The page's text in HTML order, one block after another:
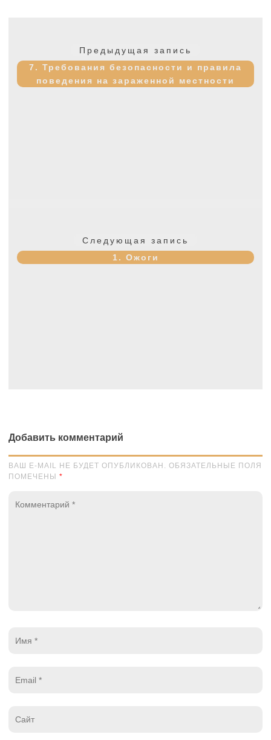
Предыдущая запись
запись:
7. Требования безопасности и правила
поведения на зараженной местности
Следующая запись
запись:
1. Ожоги
Добавить комментарий
ВАШ E-MAIL НЕ БУДЕТ ОПУБЛИКОВАН. ОБЯЗАТЕЛЬНЫЕ ПОЛЯ
ПОМЕЧЕНЫ *